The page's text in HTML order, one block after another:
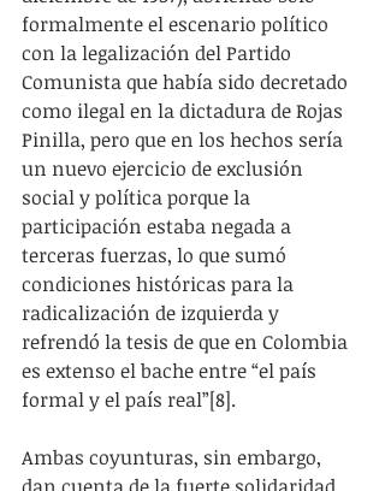
formalmente el escenario político
con la legalización del Partido
Comunista que había sido decretado
como ilegal en la dictadura de Rojas
Pinilla, pero que en los hechos sería
un nuevo ejercicio de exclusión
social y política porque la
participación estaba negada a
terceras fuerzas, lo que sumó
condiciones históricas para la
radicalización de izquierda y
refrendó la tesis de que en Colombia
es extenso el bache entre “el país
formal y el país real”[8].
Ambas coyunturas, sin embargo,